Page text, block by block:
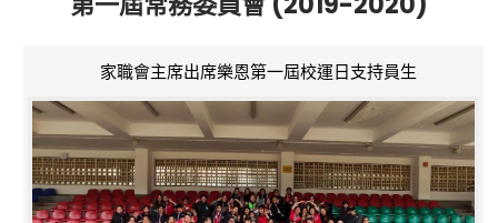
家職會主席出席樂恩第一屆校運日支持員生